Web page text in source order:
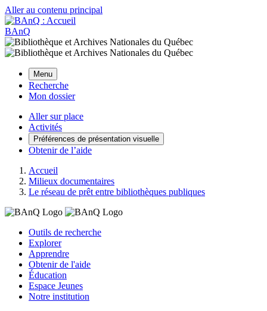
Aller au contenu principal
BAnQ
Menu
Recherche
Mon dossier
Aller sur place
Activités
Préférences de présentation visuelle
Obtenir de l’aide
Accueil
Milieux documentaires
Le réseau de prêt entre bibliothèques publiques
Outils de recherche
Explorer
Apprendre
Obtenir de l'aide
Éducation
Espace Jeunes
Notre institution